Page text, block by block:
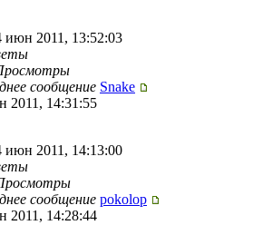
июн 2011, 13:52:03
сообщение Snake
2011, 14:31:55
июн 2011, 14:13:00
сообщение pokolop
2011, 14:28:44